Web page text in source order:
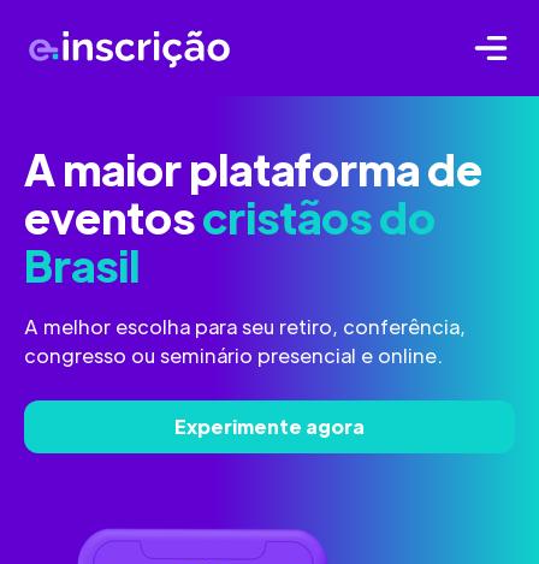
A maior plataforma de
eventoscristãos do
Brasil
A melhor escolha para seu retiro, conferência,
congresso ou seminário presencial e online.
Experimente agora